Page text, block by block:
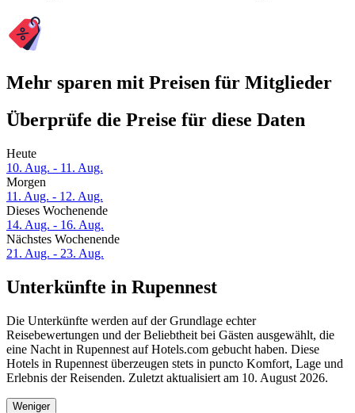
Mehr sparen mit Preisen für Mitglieder
Überprüfe die Preise für diese Daten
Heute
10. Aug. - 11. Aug.
Morgen
11. Aug. - 12. Aug.
Dieses Wochenende
14. Aug. - 16. Aug.
Nächstes Wochenende
21. Aug. - 23. Aug.
Unterkünfte in Rupennest
Die Unterkünfte werden auf der Grundlage echter
Reisebewertungen und der Beliebtheit bei Gästen ausgewählt, die
eine Nacht in Rupennest auf Hotels.com gebucht haben. Diese
Hotels in Rupennest überzeugen stets in puncto Komfort, Lage und
Erlebnis der Reisenden. Zuletzt aktualisiert am 10. August 2026.
Weniger